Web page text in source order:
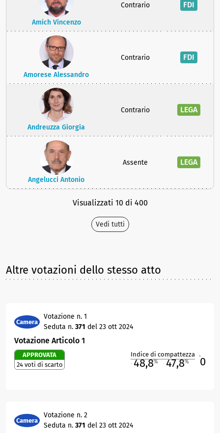
Amich Vincenzo
Contrario FDI
Amorese Alessandro
Contrario FDI
Andreuzza Giorgia
Contrario LEGA
Angelucci Antonio
Assente LEGA
Visualizzati 10 di 400
Vedi tutti
Altre votazioni dello stesso atto
Camera
Votazione n. 1
Seduta n. 371 del 23 ott 2024
Votazione Articolo 1
APPROVATA
24 voti di scarto
Indice di compattezza
48,8% 47,8% 0
Camera
Votazione n. 2
Seduta n. 371 del 23 ott 2024